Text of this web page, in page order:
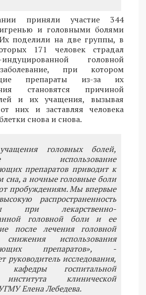
приняли участие 344
и головными болями
поделили на две группы, в
171 человек страдал
индуцированной головной
при котором
препараты из-за их
становятся причиной
и их учащения, вызывая
них и заставляя человека
снова и снова.
головных болей,
использование
препаратов приводит к
сна, а ночные головные боли
пробуждениям. Мы впервые
распространенность
при лекарственно-
головной боли и ее
после лечения головной
использования
препаратов», -
руководитель исследования,
кафедры госпитальной
клинической
Елена Лебедева.